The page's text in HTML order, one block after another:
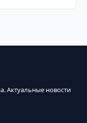
Актуальные новости